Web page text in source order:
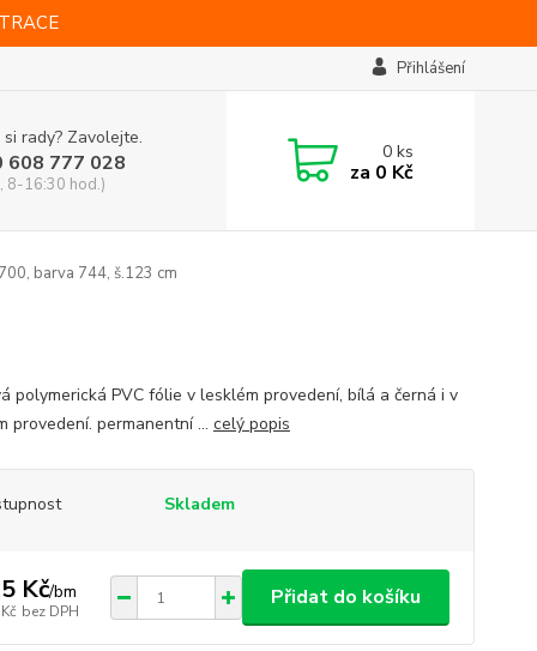
Přihlášení
rady? Zavolejte.
608 777 028
8-16:30 hod.)
0ks
za 0 Kč
barva 744, š.123 cm
polymerická PVC fólie v lesklém provedení, bílá a černá i v
provedení. permanentní ... celý popis
Skladem
Kč/bm
bez DPH
Přidat do košíku